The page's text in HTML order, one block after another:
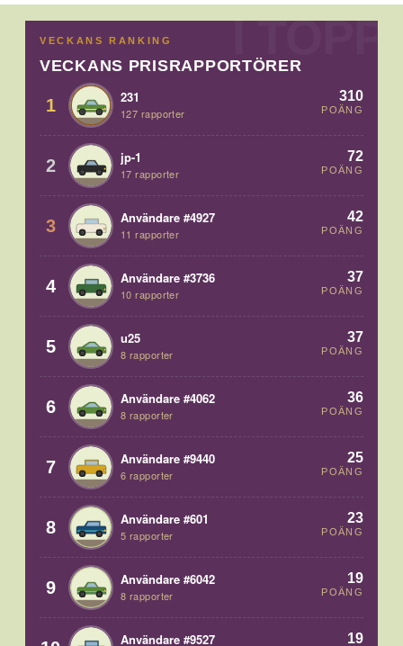
VECKANS RANKING
VECKANS PRISRAPPORTÖRER
1 231
127 rapporter
310
POÄNG
2 jp-1
17 rapporter
72
POÄNG
3 Användare #4927
11 rapporter
42
POÄNG
4 Användare #3736
10 rapporter
37
POÄNG
5 u25
8 rapporter
37
POÄNG
6 Användare #4062
8 rapporter
36
POÄNG
7 Användare #9440
6 rapporter
25
POÄNG
8 Användare #601
5 rapporter
23
POÄNG
9 Användare #6042
8 rapporter
19
POÄNG
Användare #9527 19